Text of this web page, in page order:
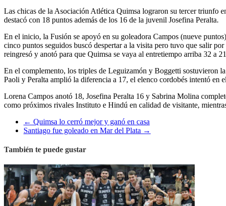
Las chicas de la Asociación Atlética Quimsa lograron su tercer triunfo
destacó con 18 puntos además de los 16 de la juvenil Josefina Peralta.
En el inicio, la Fusión se apoyó en su goleadora Campos (nueve
cinco puntos seguidos buscó despertar a la visita pero tuvo que salir
reingresó y anotó para que Quimsa se vaya al entretiempo arriba 32 a
En el complemento, los triples de Leguizamón y Boggetti sostuvieron
Paoli y Peralta amplió la diferencia a 17, el elenco cordobés intentó en
Lorena Campos anotó 18, Josefina Peralta 16 y Sabrina Molina
como próximos rivales Instituto e Hindú en calidad de visitante,
← Quimsa lo cerró mejor y ganó en casa
Santiago fue goleado en Mar del Plata →
También te puede gustar